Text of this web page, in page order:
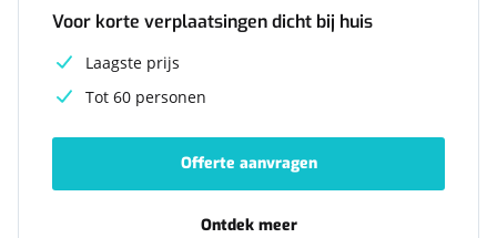
Voor korte verplaatsingen dicht bij huis
Laagste prijs
Tot 60 personen
Offerte aanvragen-
Ontdek meer-